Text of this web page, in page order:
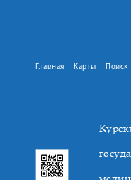
Главная Карты Поиск